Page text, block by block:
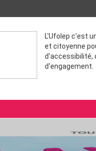
L'Ufolep c'est
et citoyenne
d'accessibilité,
d'engagement.